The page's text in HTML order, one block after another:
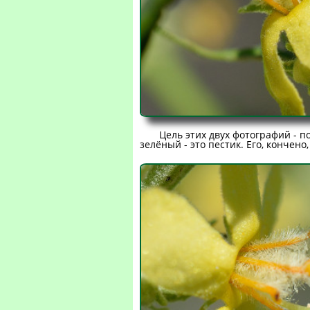
Цель этих двух фотографий -
зелёный - это пестик. Его,